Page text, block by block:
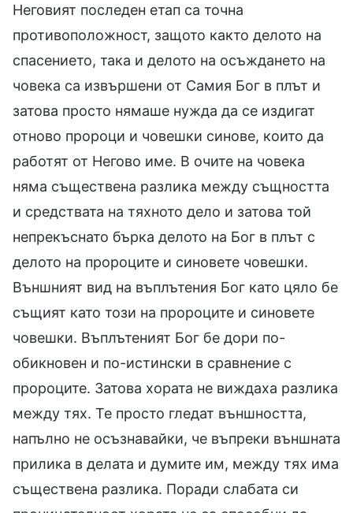
Неговият последен етап са точна
противоположност, защото както делото на
спасението, така и делото на осъждането на
човека са извършени от Самия Бог в плът и
затова просто нямаше нужда да се издигат
отново пророци и човешки синове, които да
работят от Негово име. В очите на човека
няма съществена разлика между същността
и средствата на тяхното дело и затова той
непрекъснато бърка делото на Бог в плът с
делото на пророците и синовете човешки.
Външният вид на въплътения Бог като цяло бе
същият като този на пророците и синовете
човешки. Въплътеният Бог бе дори по-
обикновен и по-истински в сравнение с
пророците. Затова хората не виждаха разлика
между тях. Те просто гледат външността,
напълно не осъзнавайки, че въпреки външната
прилика в делата и думите им, между тях има
съществена разлика. Поради слабата си